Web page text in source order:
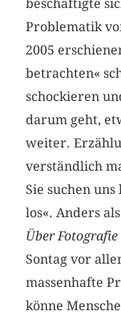
beschäftigte
Problematik
2005
betrachten«
schockieren
darum geht,
weiter.
verständlich
Sie suchen
los«. Anders
Über Fotografie
Sontag vor
massenhafte
könne